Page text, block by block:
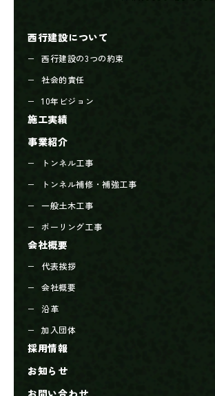
西行建設について
西行建設の3つの約束
社会的責任
10年ビジョン
施工実績
事業紹介
トンネル工事
トンネル補修・補強工事
一般土木工事
ボーリング工事
会社概要
代表挨拶
会社概要
沿革
加入団体
採用情報
お知らせ